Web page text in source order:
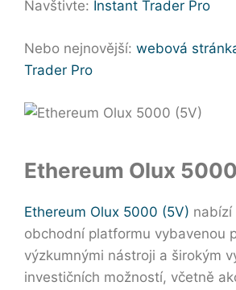
Navštivte: Instant Trader Pro
Nebo nejnovější: webová
Trader Pro
Ethereum Olux
Ethereum Olux 5000 (5V) nabízí
obchodní platformu vybavenou
výzkumnými nástroji a širokým
investičních možností, včetně